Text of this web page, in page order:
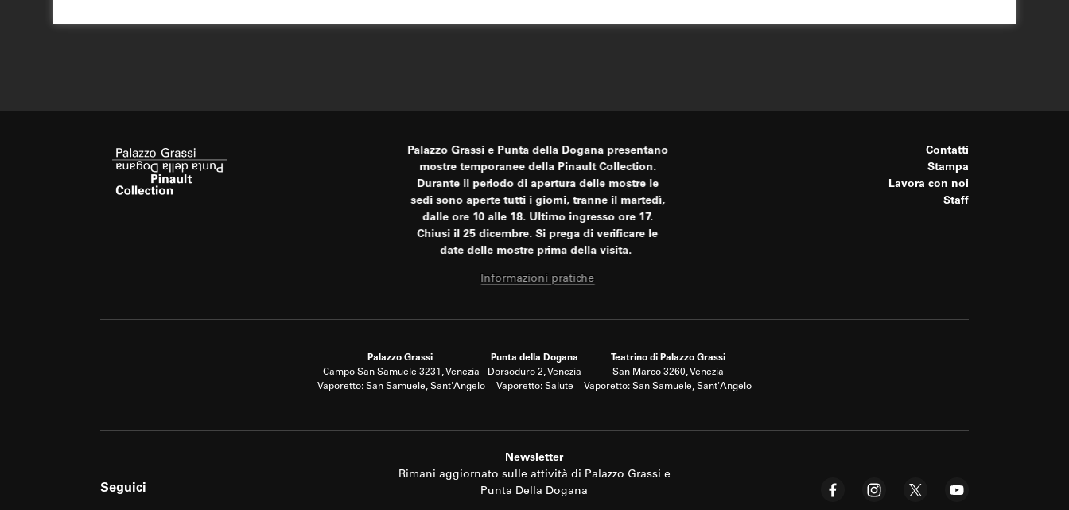
Palazzo Grassi e Punta della Dogana presentano
mostre temporanee della Pinault Collection.
Durante il periodo di apertura delle mostre le
sedi sono aperte tutti i giorni, tranne il martedì,
dalle ore 10 alle 18. Ultimo ingresso ore 17.
Chiusi il 25 dicembre. Si prega di verificare le
date delle mostre prima della visita.
Informazioni pratiche
Contatti
Stampa
Lavora con noi
Staff
Palazzo Grassi
Campo San Samuele 3231, Venezia
Vaporetto: San Samuele, Sant'Angelo
Punta della Dogana
Dorsoduro 2, Venezia
Vaporetto: Salute
Teatrino di Palazzo Grassi
San Marco 3260, Venezia
Vaporetto: San Samuele, Sant'Angelo
Seguici
Newsletter
Rimani aggiornato sulle attività di Palazzo Grassi e
Punta Della Dogana